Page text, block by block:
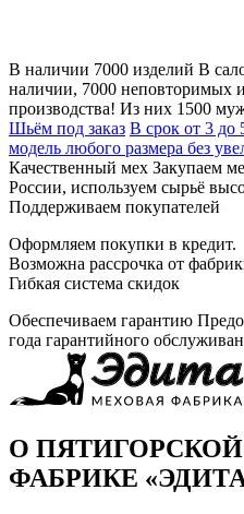
В наличии 7000 изделий В
наличии, 7000 неповторимых
производства! Из них 1500
Шьём под заказ В срок от 3 до
модель любого размера без
Качественный мех Закупаем
России, используем сырьё
Поддерживаем покупателей
Оформляем покупки в кредит.
Возможна рассрочка от
Гибкая система скидок
Обеспечиваем гарантию
года гарантийного
О
ФАБРИКЕ